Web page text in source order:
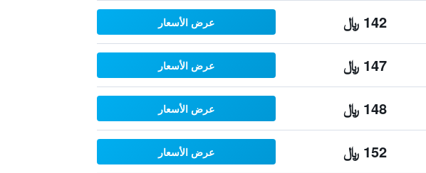
142 ﷼ عرض الأسعار
147 ﷼ عرض الأسعار
148 ﷼ عرض الأسعار
152 ﷼ عرض الأسعار